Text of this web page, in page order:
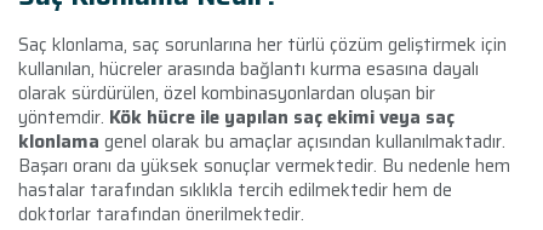
Saç klonlama, saç sorunlarına her türlü çözüm geliştirmek için
kullanılan, hücreler arasında bağlantı kurma esasına dayalı
olarak sürdürülen, özel kombinasyonlardan oluşan bir
yöntemdir. Kök hücre ile yapılan saç ekimi veya saç
klonlama genel olarak bu amaçlar açısından kullanılmaktadır.
Başarı oranı da yüksek sonuçlar vermektedir. Bu nedenle hem
hastalar tarafından sıklıkla tercih edilmektedir hem de
doktorlar tarafından önerilmektedir.